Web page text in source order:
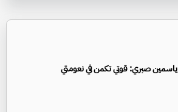
ياسمين صبري: قوتي تكمن في نعومتي